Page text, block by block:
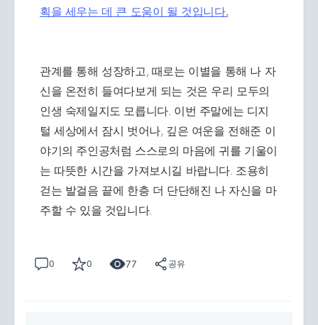
획을 세우는 데 큰 도움이 될 것입니다.
관계를 통해 성장하고, 때로는 이별을 통해 나 자
신을 온전히 들여다보게 되는 것은 우리 모두의
인생 숙제일지도 모릅니다. 이번 주말에는 디지
털 세상에서 잠시 벗어나, 깊은 여운을 전해준 이
야기의 주인공처럼 스스로의 마음에 귀를 기울이
는 따뜻한 시간을 가져보시길 바랍니다. 조용히
걷는 발걸음 끝에 한층 더 단단해진 나 자신을 마
주할 수 있을 것입니다.
0 0 77 공유